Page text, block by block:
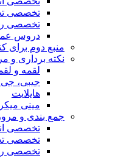
تخصصی
تخصصی
دروس
منبع دوم برای
نکته برداری و
لقمه و
جیبی،
هایلایت
مینی
جمع بندی و
تخصصی
تخصصی
تخصصی